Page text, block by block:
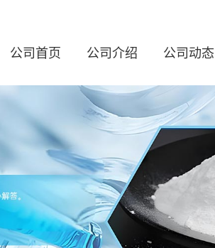
公司首页 公司介绍 公司动态